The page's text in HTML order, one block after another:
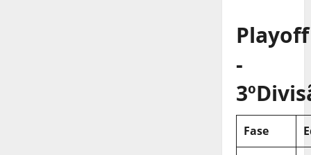
Playoff
-
Fase